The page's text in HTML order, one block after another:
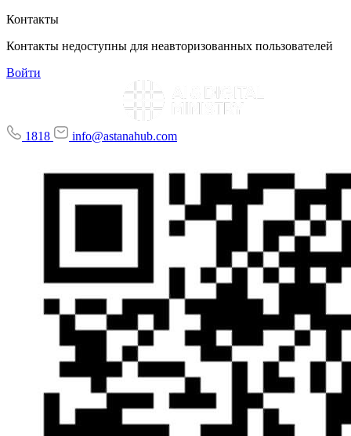
Контакты
Контакты недоступны для неавторизованных пользователей
Войти
1818 info@astanahub.com